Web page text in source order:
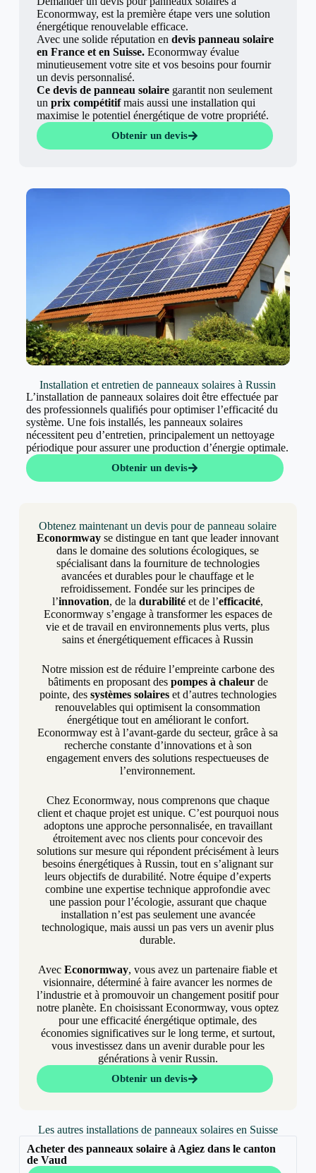
Econormway, est la première étape vers une solution
énergétique renouvelable efficace.
Avec une solide réputation en devis panneau solaire
en France et en Suisse.Econormway évalue
minutieusement votre site et vos besoins pour fournir
un devis personnalisé.
Ce devis de panneau solairegarantit non seulement
un prix compétitifmais aussi une installation qui
maximise le potentiel énergétique de votre propriété.
Obtenir un devis
Installation et entretien de panneaux solaires à Russin
L’installation de panneaux solaires doit être effectuée par
des professionnels qualifiés pour optimiser l’efficacité du
système. Une fois installés, les panneaux solaires
nécessitent peu d’entretien, principalement un nettoyage
périodique pour assurer une production d’énergie optimale.
Obtenir un devis
Obtenez maintenant un devis pour de panneau solaire
Econormway se distingue en tant que leader innovant
dans le domaine des solutions écologiques, se
spécialisant dans la fourniture de technologies
avancées et durables pour le chauffage et le
refroidissement. Fondée sur les principes de
l’innovation, de ladurabilité et de l’efficacité,
Econormway s’engage à transformer les espaces de
vie et de travail en environnements plus verts, plus
sains et énergétiquement efficaces à Russin
Notre mission est de réduire l’empreinte carbone des
bâtiments en proposant des pompes à chaleurde
pointe, des systèmes solaireset d’autres technologies
renouvelables qui optimisent la consommation
énergétique tout en améliorant le confort.
Econormway est à l’avant-garde du secteur, grâce à sa
recherche constante d’innovations et à son
engagement envers des solutions respectueuses de
l’environnement.
Chez Econormway, nous comprenons que chaque
client et chaque projet est unique. C’est pourquoi nous
adoptons une approche personnalisée, en travaillant
étroitement avec nos clients pour concevoir des
solutions sur mesure qui répondent précisément à leurs
besoins énergétiques à Russin, tout en s’alignant sur
leurs objectifs de durabilité. Notre équipe d’experts
combine une expertise technique approfondie avec
une passion pour l’écologie, assurant que chaque
installation n’est pas seulement une avancée
technologique, mais aussi un pas vers un avenir plus
durable.
AvecEconormway, vous avez un partenaire fiable et
visionnaire, déterminé à faire avancer les normes de
l’industrie et à promouvoir un changement positif pour
notre planète. En choisissant Econormway, vous optez
pour une efficacité énergétique optimale, des
économies significatives sur le long terme, et surtout,
vous investissez dans un avenir durable pour les
générations à venir Russin.
Obtenir un devis
Les autres installations de panneaux solaires en Suisse
Acheter des panneaux solaire à Agiez dans le canton
de Vaud